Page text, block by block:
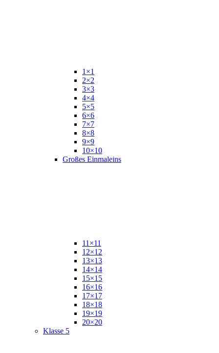
1×1
2×2
3×3
4×4
5×5
6×6
7×7
8×8
9×9
10×10
Großes Einmaleins
11×11
12×12
13×13
14×14
15×15
16×16
17×17
18×18
19×19
20×20
Klasse 5